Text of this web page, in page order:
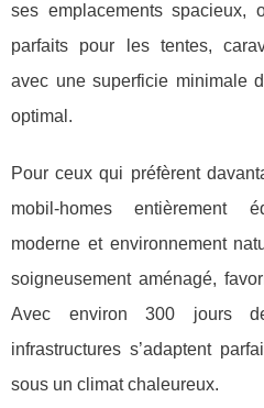
ses emplacements spacieux,
parfaits pour les tentes,
avec une superficie minimale
optimal.
Pour ceux qui préfèrent
mobil-homes entièrement
moderne et environnement
soigneusement aménagé,
Avec environ 300 jours
infrastructures s’adaptent
sous un climat chaleureux.